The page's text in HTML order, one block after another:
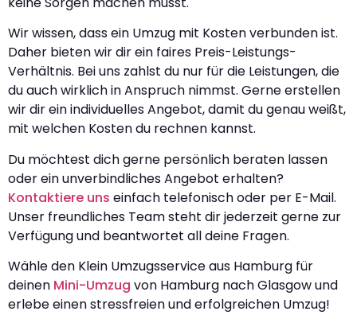
Wir wissen, dass ein Umzug mit Kosten verbunden ist.
Daher bieten wir dir ein faires Preis-Leistungs-
Verhältnis. Bei uns zahlst du nur für die Leistungen, die
du auch wirklich in Anspruch nimmst. Gerne erstellen
wir dir ein individuelles Angebot, damit du genau weißt,
mit welchen Kosten du rechnen kannst.
Du möchtest dich gerne persönlich beraten lassen
oder ein unverbindliches Angebot erhalten?
Kontaktiere uns einfach telefonisch oder per E-Mail.
Unser freundliches Team steht dir jederzeit gerne zur
Verfügung und beantwortet all deine Fragen.
Wähle den Klein Umzugsservice aus Hamburg für
deinen Mini-Umzug von Hamburg nach Glasgow und
erlebe einen stressfreien und erfolgreichen Umzug!